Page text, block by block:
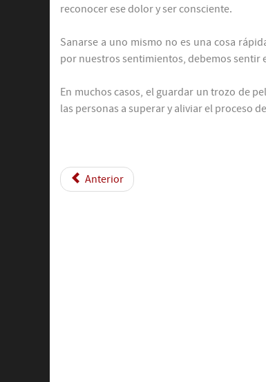
reconocer ese dolor y ser consciente.
Sanarse a uno mismo no es una cosa
por nuestros sentimientos, debemos sentir
En muchos casos, el guardar un trozo de
las personas a superar y aliviar el proceso
Anterior